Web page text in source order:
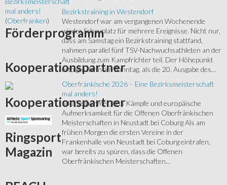
Bezirkstraining in Westendorf
Westendorf war am vergangenen Wochenende
wieder Schauplatz für mehrere Ereignisse. Nicht nur,
dass am Samstag ein Bezirkstraining stattfand,
nahmen parallel fünf TSV-Nachwuchsathleten an der
Ausbildung zum Kampfrichter teil. Der Höhepunkt
erfolgte dann am Sonntag, als die 20. Ausgabe des...
Oberfränkische 2026 – Eine Bezirksmeisterschaft
mal anders!
540 Teilnehmer, 885 Kämpfe und europäische
Aufmerksamkeit für die Offenen Oberfränkischen
Meisterschaften in Neustadt bei Coburg Als am
frühen Morgen die ersten Vereine in der
Frankenhalle von Neustadt bei Coburg eintrafen,
war bereits zu spüren, dass die Offenen
Oberfränkischen Meisterschaften...
mal anders!
(Oberfranken)
Förderprogramm
Kooperationspartner
Kooperationspartner
Ringsport
Magazin